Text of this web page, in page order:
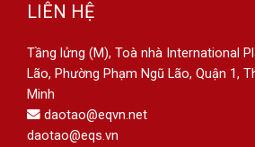
LIÊN HỆ
Tầng lửng (M), Toà nhà International
Lão, Phường Phạm Ngũ Lão, Quận 1,
Minh
daotao@eqvn.net
daotao@eqs.vn